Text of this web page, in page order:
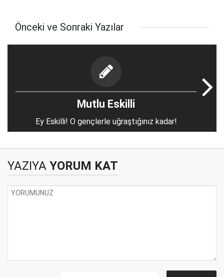
Önceki ve Sonraki Yazılar
Mutlu Eskilli
Ey Eskilli! O gençlerle uğraştığınız kadar!
YAZIYA YORUM KAT